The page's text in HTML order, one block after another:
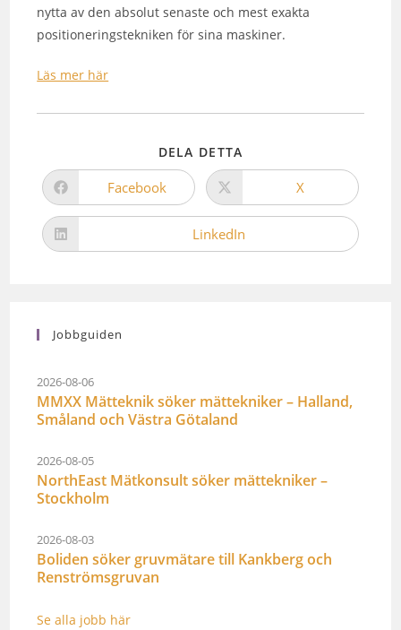
nytta av den absolut senaste och mest exakta
positioneringstekniken för sina maskiner.
Läs mer här
DELA DETTA
Facebook X
LinkedIn
Jobbguiden
2026-08-06
MMXX Mätteknik söker mättekniker – Halland,
Småland och Västra Götaland
2026-08-05
NorthEast Mätkonsult söker mättekniker –
Stockholm
2026-08-03
Boliden söker gruvmätare till Kankberg och
Renströmsgruvan
Se alla jobb här